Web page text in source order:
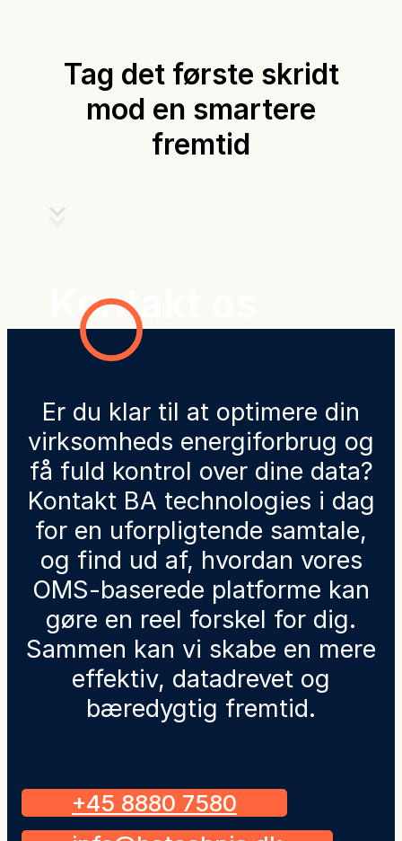
Tag det første skridt
mod en smartere
fremtid
Kontakt os
Er du klar til at optimere din
virksomheds energiforbrug og
få fuld kontrol over dine data?
Kontakt BA technologies i dag
for en uforpligtende samtale,
og find ud af, hvordan vores
OMS-baserede platforme kan
gøre en reel forskel for dig.
Sammen kan vi skabe en mere
effektiv, datadrevet og
bæredygtig fremtid.
+45 8880 7580